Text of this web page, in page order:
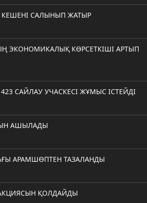
САЛЫНЫП ЖАТЫР
ЭКОНОМИКАЛЫҚ КӨРСЕТКІШІ АРТЫП
САЙЛАУ УЧАСКЕСІ ЖҰМЫС ІСТЕЙДІ
АШЫЛАДЫ
АРАМШӨПТЕН ТАЗАЛАНДЫ
ҚОЛДАЙДЫ